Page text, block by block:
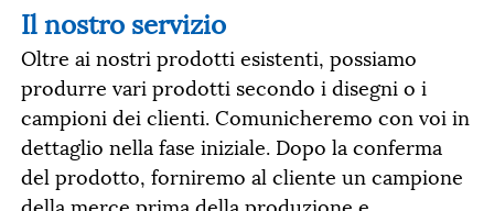
Il nostro servizio
Oltre ai nostri prodotti esistenti, possiamo
produrre vari prodotti secondo i disegni o i
campioni dei clienti. Comunicheremo con voi in
dettaglio nella fase iniziale. Dopo la conferma
del prodotto, forniremo al cliente un campione
della merce prima della produzione e